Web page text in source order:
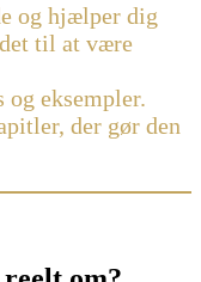
og hjælper dig
til at være
og eksempler.
der gør den